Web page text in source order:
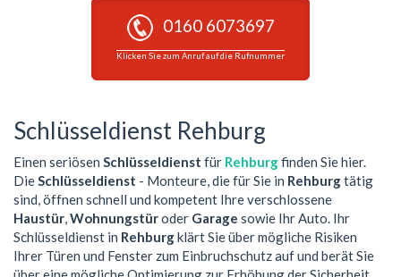
0160 6073697
Klicken Sie zum Anruf auf die Rufnummer
Schlüsseldienst Rehburg
Einen seriösen Schlüsseldienst für Rehburgfinden Sie hier.
DieSchlüsseldienst - Monteure, die für Sie in Rehburgtätig
sind, öffnen schnell und kompetent Ihre verschlossene
Haustür,Wohnungstüroder Garage sowie Ihr Auto. Ihr
Schlüsseldienst in Rehburgklärt Sie über mögliche Risiken
Ihrer Türen und Fenster zum Einbruchschutz auf und berät Sie